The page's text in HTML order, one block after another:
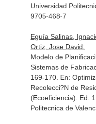
Universidad
9705-468-7
Eguía Salinas,
Ortiz, Jose David:
Modelo de
Sistemas de
169-170. En:
Recolecci?N de
(Ecoeficiencia) . Ed.
Politecnica de